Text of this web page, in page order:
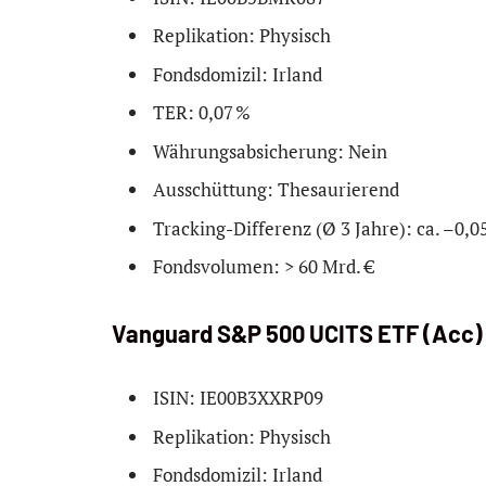
Replikation: Physisch
Fondsdomizil: Irland
TER: 0,07 %
Währungsabsicherung: Nein
Ausschüttung: Thesaurierend
Tracking-Differenz (Ø 3 Jahre): ca.
Fondsvolumen: > 60 Mrd. €
Vanguard S&P 500 UCITS ETF (Acc)
ISIN: IE00B3XXRP09
Replikation: Physisch
Fondsdomizil: Irland